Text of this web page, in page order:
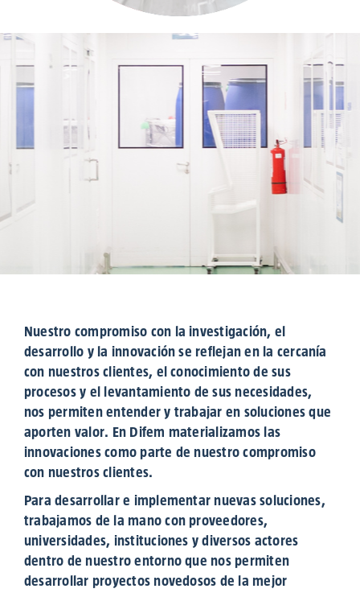
Nuestro compromiso con la investigación, el
desarrollo y la innovación se reflejan en la cercanía
con nuestros clientes, el conocimiento de sus
procesos y el levantamiento de sus necesidades,
nos permiten entender y trabajar en soluciones que
aporten valor. En Difem materializamos las
innovaciones como parte de nuestro compromiso
con nuestros clientes.
Para desarrollar e implementar nuevas soluciones,
trabajamos de la mano con proveedores,
universidades, instituciones y diversos actores
dentro de nuestro entorno que nos permiten
desarrollar proyectos novedosos de la mejor